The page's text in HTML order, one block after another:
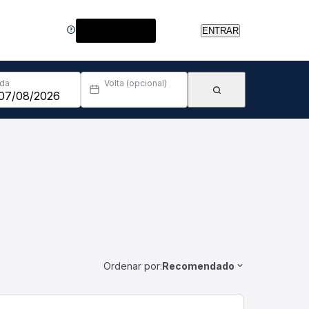
ENTRAR
Volta (opcional)
Ordenar por:Recomendado